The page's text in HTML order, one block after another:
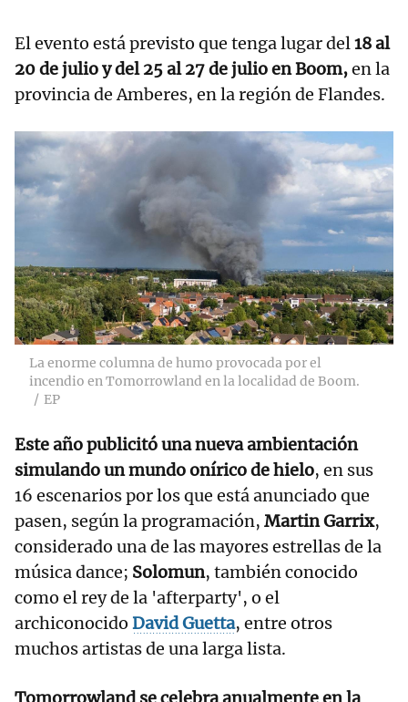
El evento está previsto que tenga lugar del18 al
20 de julio y del 25 al 27 de julio en Boom,en la
provincia de Amberes, en la región de Flandes.
La enorme columna de humo provocada por el
incendio en Tomorrowland en la localidad de Boom.
EP
Este año publicitó una nueva ambientación
simulando un mundo onírico de hielo, en sus
16 escenarios por los que está anunciado que
pasen, según la programación, Martin Garrix,
considerado una de las mayores estrellas de la
música dance; Solomun, también conocido
como el rey de la 'afterparty', o el
archiconocido David Guetta, entre otros
muchos artistas de una larga lista.
Tomorrowland se celebra anualmente en la